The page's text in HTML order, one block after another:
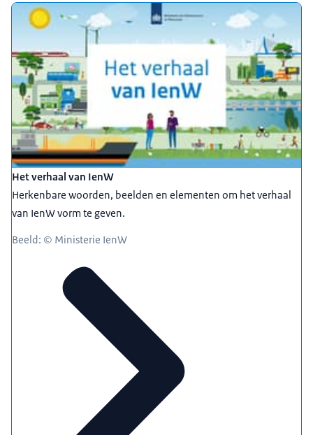
Het verhaal van IenW
Herkenbare woorden, beelden en elementen om het verhaal
van IenW vorm te geven.
Beeld: © Ministerie IenW